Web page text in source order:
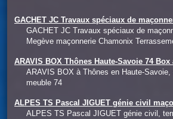
GACHET JC Travaux spéciaux de
GACHET JC Travaux spéciaux de
Megève maçonnerie Chamonix
ARAVIS BOX Thônes Haute-Savoie 74
ARAVIS BOX à Thônes en Haute-
meuble 74
ALPES TS Pascal JIGUET génie civil
ALPES TS Pascal JIGUET génie civil,